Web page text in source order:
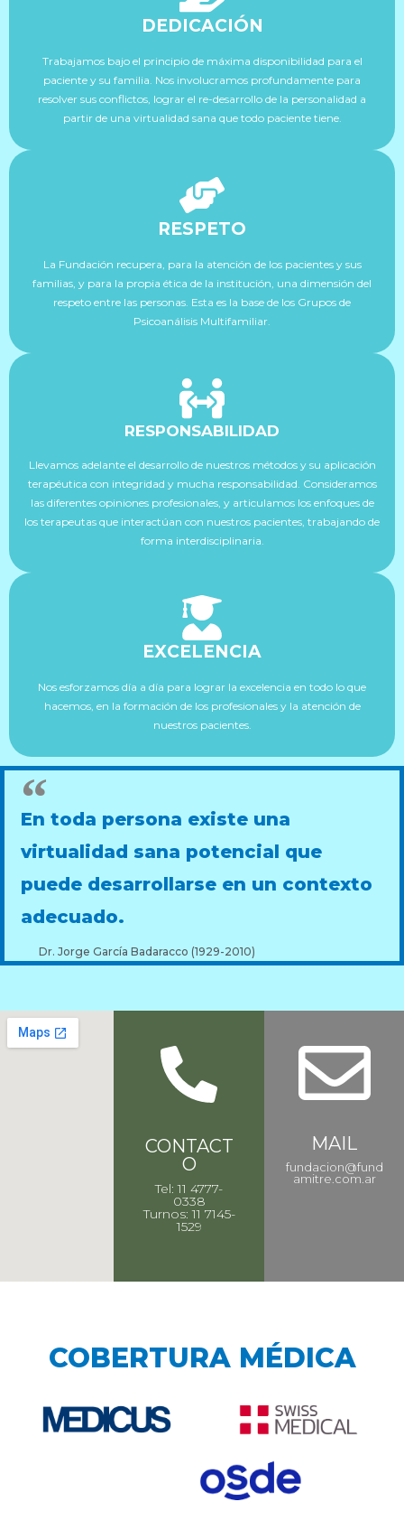
DEDICACIÓN
Trabajamos bajo el principio de máxima disponibilidad para el
paciente y su familia. Nos involucramos profundamente para
resolver sus conflictos, lograr el re-desarrollo de la personalidad a
partir de una virtualidad sana que todo paciente tiene.
RESPETO
La Fundación recupera, para la atención de los pacientes y sus
familias, y para la propia ética de la institución, una dimensión del
respeto entre las personas. Esta es la base de los Grupos de
Psicoanálisis Multifamiliar.
RESPONSABILIDAD
Llevamos adelante el desarrollo de nuestros métodos y su aplicación
terapéutica con integridad y mucha responsabilidad. Consideramos
las diferentes opiniones profesionales, y articulamos los enfoques de
los terapeutas que interactúan con nuestros pacientes, trabajando de
forma interdisciplinaria.
EXCELENCIA
Nos esforzamos día a día para lograr la excelencia en todo lo que
hacemos, en la formación de los profesionales y la atención de
nuestros pacientes.
En toda persona existe una
virtualidad sana potencial que
puede desarrollarse en un contexto
adecuado.
Dr. Jorge García Badaracco (1929-2010)
CONTACT
O
Tel: 11 4777-
0338
Turnos: 11 7145-
1529
MAIL
fundacion@fund
amitre.com.ar
COBERTURA MÉDICA